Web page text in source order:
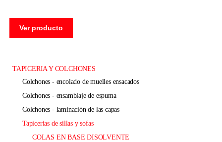
Ver producto
TAPICERIA Y COLCHONES
colchones - encolado de muelles ensacados
colchones - ensamblaje de espuma
colchones - laminación de las capas
tapicerias de sillas y sofas
COLAS EN BASE DISOLVENTE